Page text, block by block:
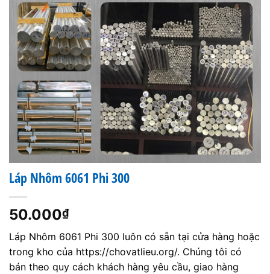
Láp Nhôm 6061 Phi 300
50.000₫
Láp Nhôm 6061 Phi 300 luôn có sẵn tại cửa hàng hoặc
trong kho của https://chovatlieu.org/. Chúng tôi có
bán theo quy cách khách hàng yêu cầu, giao hàng